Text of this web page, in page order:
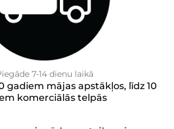
7-14 dienu laikā
gadiem mājas apstākļos, līdz 10
komerciālās telpās